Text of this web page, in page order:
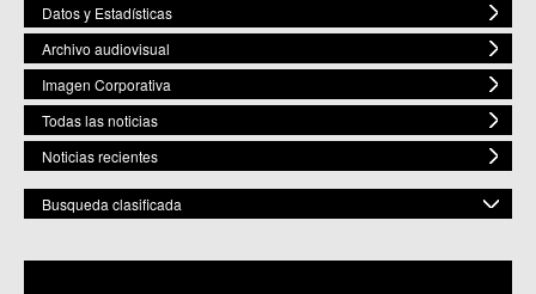
Datos y Estadísticas
Archivo audiovisual
Imagen Corporativa
Todas las noticias
Noticias recientes
Busqueda clasificada